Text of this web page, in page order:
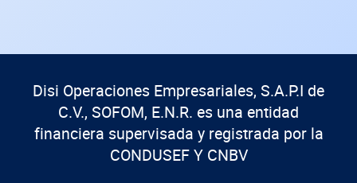
Disi Operaciones Empresariales, S.A.P.I de
C.V., SOFOM, E.N.R. es una entidad
financiera supervisada y registrada por la
CONDUSEF Y CNBV